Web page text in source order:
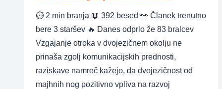
⏱ 2 min branja 📖 392 besed 👀 Članek trenutno
bere 3 staršev 🔥 Danes odprlo že 83 bralcev
Vzgajanje otroka v dvojezičnem okolju ne
prinaša zgolj komunikacijskih prednosti,
raziskave namreč kažejo, da dvojezičnost od
majhnih nog pozitivno vpliva na razvoj